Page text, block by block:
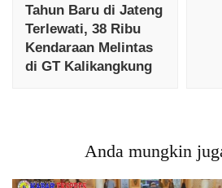
Tahun Baru di Jateng
Terlewati, 38 Ribu
Kendaraan Melintas
di GT Kalikangkung
Anda mungkin